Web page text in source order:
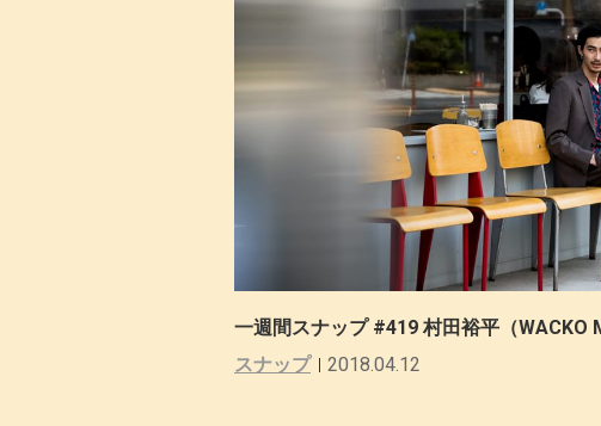
一週間スナップ #419 村田裕平（WACKO
スナップ
2018.04.12